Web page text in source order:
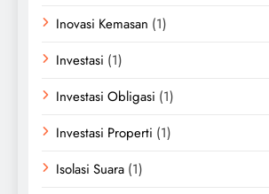
Inovasi Kemasan (1)
Investasi (1)
Investasi Obligasi (1)
Investasi Properti (1)
Isolasi Suara (1)